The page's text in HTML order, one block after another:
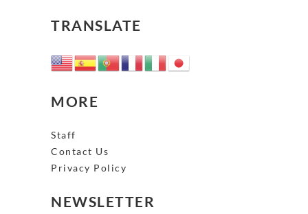
TRANSLATE
MORE
Staff
Contact Us
Privacy Policy
NEWSLETTER